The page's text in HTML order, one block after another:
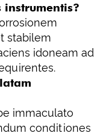
instrumentis?
stabilem
idoneam ad
immaculato
conditiones